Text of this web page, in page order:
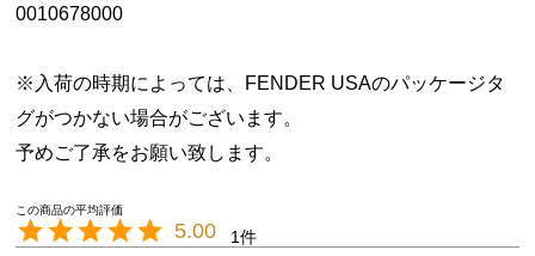
0010678000
※入荷の時期によっては、FENDER USAのパッケージタ
グがつかない場合がございます。
予めご了承をお願い致します。
5.00 1